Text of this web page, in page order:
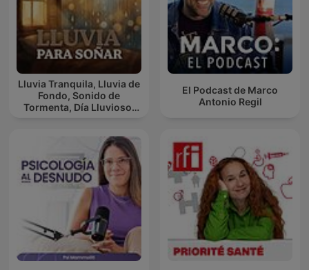
Lluvia Tranquila, Lluvia de
Fondo, Sonido de
Tormenta, Día Lluvioso,
El Podcast de Marco
Antonio Regil